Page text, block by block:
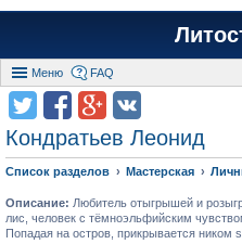
Меню FAQ
Кондратьев Леонид
Список разделов Мастерская
Описание: Любитель отыгрышей и
лис, человек с тёмноэльфийским
Попадая на остров, прикрывается ником